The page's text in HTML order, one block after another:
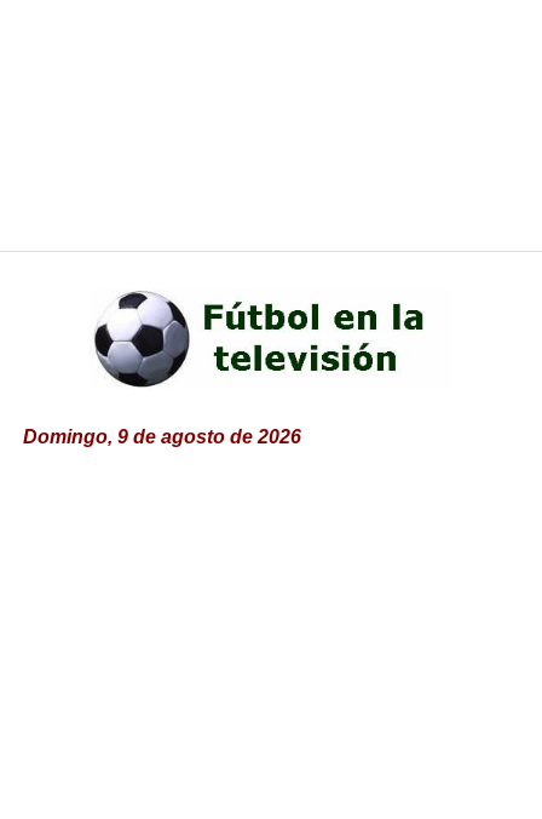
Domingo, 9 de agosto de 2026